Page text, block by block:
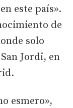
este país».
de
solo
Jordi, en
esmero»,